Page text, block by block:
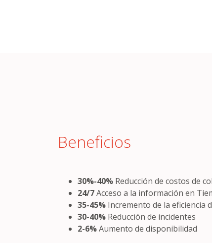
Beneficios
30%-40% Reducción de costos de
24/7Acceso a la información en
35-45% Incremento de la eficiencia
30-40% Reducción de incidentes
2-6%Aumento de disponibilidad